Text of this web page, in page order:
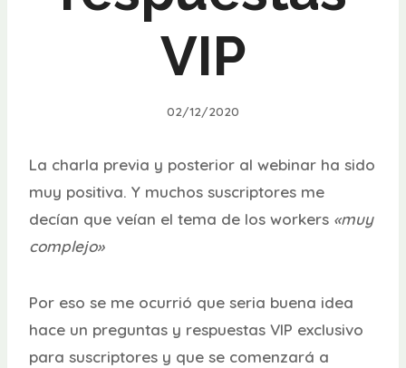
VIP
02/12/2020
La charla previa y posterior al webinar ha sido
muy positiva. Y muchos suscriptores me
decían que veían el tema de los workers «muy
complejo»
Por eso se me ocurrió que seria buena idea
hace un preguntas y respuestas VIP exclusivo
para suscriptores y que se comenzará a